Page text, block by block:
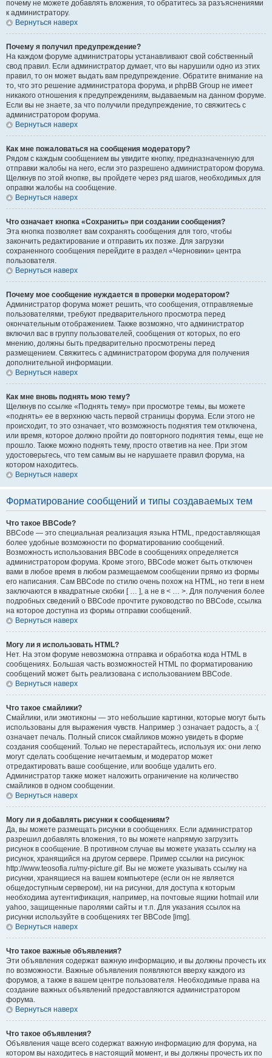
почему не можете добавлять вложения, то обратитесь за разъяснениями
к администратору.
Вернуться наверх
Почему я получил предупреждение?
На каждом форуме администраторы устанавливают свой собственный
свод правил. Если администратор думает, что вы нарушили одно из этих
правил, то он может выдать вам предупреждение. Обратите внимание на
то, что это решение администратора форума, и phpBB Group не имеет
никакого отношения к предупреждениям, выдаваемым на данном форуме.
Если вы не знаете, за что получили предупреждение, то свяжитесь с
администратором форума.
Вернуться наверх
Как мне пожаловаться на сообщения модератору?
Рядом с каждым сообщением вы увидите кнопку, предназначенную для
отправки жалобы на него, если это разрешено администратором форума.
Щелкнув по этой кнопке, вы пройдете через ряд шагов, необходимых для
оправки жалобы на сообщение.
Вернуться наверх
Что означает кнопка «Сохранить» при создании сообщения?
Эта кнопка позволяет вам сохранять сообщения для того, чтобы
закончить редактирование и отправить их позже. Для загрузки
сохраненного сообщения перейдите в раздел «Черновики» центра
пользователя.
Вернуться наверх
Почему мое сообщение нуждается в проверки модератором?
Администратор форума может решить, что сообщения, отправляемые
пользователями, требуют предварительного просмотра перед
окончательным отображением. Также возможно, что администратор
включил вас в группу пользователей, сообщения от которых, по его
мнению, должны быть предварительно просмотрены перед
размещением. Свяжитесь с администратором форума для получения
дополнительной информации.
Вернуться наверх
Как мне вновь поднять мою тему?
Щелкнув по ссылке «Поднять тему» при просмотре темы, вы можете
«поднять» ее в верхнюю часть первой страницы форума. Если этого не
происходит, то это означает, что возможность поднятия тем отключена,
или время, которое должно пройти до повторного поднятия темы, еще не
прошло. Также можно поднять тему, просто ответив на нее. При этом
удостоверьтесь, что тем самым вы не нарушаете правил форума, на
котором находитесь.
Вернуться наверх
Форматирование сообщений и типы создаваемых тем
Что такое BBCode?
BBCode — это специальная реализация языка HTML, предоставляющая
более удобные возможности по форматированию сообщений.
Возможность использования BBCode в сообщениях определяется
администратором форума. Кроме этого, BBCode может быть отключен
вами в любое время в любом размещаемом сообщении прямо из формы
его написания. Сам BBCode по стилю очень похож на HTML, но теги в нем
заключаются в квадратные скобки [ … ], а не в < … >. Для получения более
подробных сведений о BBCode прочтите руководство по BBCode, ссылка
на которое доступна из формы отправки сообщений.
Вернуться наверх
Могу ли я использовать HTML?
Нет. На этом форуме невозможна отправка и обработка кода HTML в
сообщениях. Большая часть возможностей HTML по форматированию
сообщений может быть реализована с использованием BBCode.
Вернуться наверх
Что такое смайлики?
Смайлики, или эмотиконы — это небольшие картинки, которые могут быть
использованы для выражения чувств. Например :) означает радость, а :(
означает печаль. Полный список смайликов можно увидеть в форме
создания сообщений. Только не перестарайтесь, используя их: они легко
могут сделать сообщение нечитаемым, и модератор может
отредактировать ваше сообщение, или вообще удалить его.
Администратор также может наложить ограничение на количество
смайликов в одном сообщении.
Вернуться наверх
Могу ли я добавлять рисунки к сообщениям?
Да, вы можете размещать рисунки в сообщениях. Если администратор
разрешил добавлять вложения, то вы можете напрямую загрузить
рисунок в сообщение. В противном случае вы можете указать ссылку на
рисунок, хранящийся на другом сервере. Пример ссылки на рисунок:
http://www.teosofia.ru/my-picture.gif. Вы не можете указывать ссылку на
рисунки, хранящиеся на вашем компьютере (если он не является
общедоступным сервером), ни на рисунки, для доступа к которым
необходима аутентификация, например, на почтовые ящики hotmail или
yahoo, защищенные паролями сайты и т.п. Для указания ссылок на
рисунки используйте в сообщениях тег BBCode [img].
Вернуться наверх
Что такое важные объявления?
Эти объявления содержат важную информацию, и вы должны прочесть их
по возможности. Важные объявления появляются вверху каждого из
форумов, а также в вашем центре пользователя. Необходимые права на
создание важных объявлений предоставляются администратором
форума.
Вернуться наверх
Что такое объявления?
Объявления чаще всего содержат важную информацию для форума, на
котором вы находитесь в настоящий момент, и вы должны прочесть их по